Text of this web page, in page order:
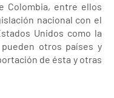
Colombia, entre ellos
nacional con el
Unidos como la
otros países y
de ésta y otras